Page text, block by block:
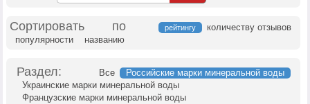
Сортировать по рейтингу
количеству отзывов
популярности
названию
Раздел: Все
Российские марки минеральной воды
Украинские марки минеральной воды
Французские марки минеральной воды